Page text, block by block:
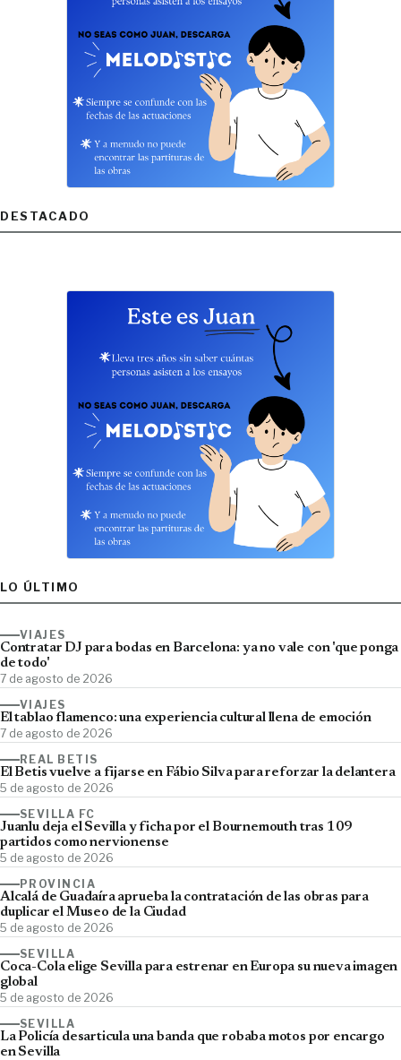
DESTACADO
LO ÚLTIMO
VIAJES
Contratar DJ para bodas en Barcelona: ya no vale con 'que ponga
de todo'
7 de agosto de 2026
VIAJES
El tablao flamenco: una experiencia cultural llena de emoción
7 de agosto de 2026
REAL BETIS
El Betis vuelve a fijarse en Fábio Silva para reforzar la delantera
5 de agosto de 2026
SEVILLA FC
Juanlu deja el Sevilla y ficha por el Bournemouth tras 109
partidos como nervionense
5 de agosto de 2026
PROVINCIA
Alcalá de Guadaíra aprueba la contratación de las obras para
duplicar el Museo de la Ciudad
5 de agosto de 2026
SEVILLA
Coca-Cola elige Sevilla para estrenar en Europa su nueva imagen
global
5 de agosto de 2026
SEVILLA
La Policía desarticula una banda que robaba motos por encargo
en Sevilla